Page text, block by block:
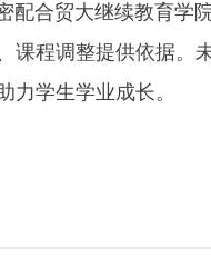
合贸大继续教育学
课程调整提供依据。
力学生学业成长。